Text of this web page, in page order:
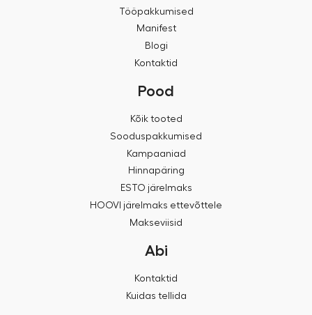
Tööpakkumised
Manifest
Blogi
Kontaktid
Pood
Kõik tooted
Sooduspakkumised
Kampaaniad
Hinnapäring
ESTO järelmaks
HOOVI järelmaks ettevõttele
Makseviisid
Abi
Kontaktid
Kuidas tellida